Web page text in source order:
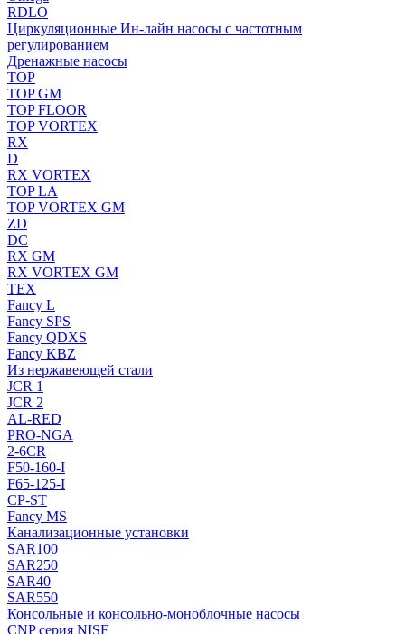
RDLO
Циркуляционные Ин-лайн насосы с частотным
регулированием
Дренажные насосы
TOP
TOP GM
TOP FLOOR
TOP VORTEX
RX
D
RX VORTEX
TOP LA
TOP VORTEX GM
ZD
DC
RX GM
RX VORTEX GM
TEX
Fancy L
Fancy SPS
Fancy QDXS
Fancy KBZ
Из нержавеющей стали
JCR 1
JCR 2
AL-RED
PRO-NGA
2-6CR
F50-160-I
F65-125-I
CP-ST
Fancy MS
Канализационные установки
SAR100
SAR250
SAR40
SAR550
Консольные и консольно-моноблочные насосы
CNP серия NISF